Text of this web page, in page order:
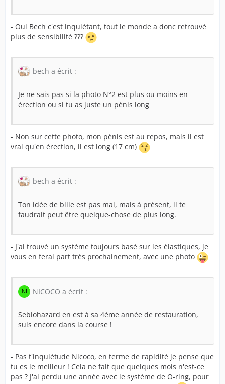
- Oui Bech c'est inquiétant, tout le monde a donc retrouvé
plus de sensibilité ???
bech a écrit :
Je ne sais pas si la photo N°2 est plus ou moins en
érection ou si tu as juste un pénis long
- Non sur cette photo, mon pénis est au repos, mais il est
vrai qu'en érection, il est long (17 cm)
bech a écrit :
Ton idée de bille est pas mal, mais à présent, il te
faudrait peut être quelque-chose de plus long.
- J'ai trouvé un système toujours basé sur les élastiques, je
vous en ferai part très prochainement, avec une photo
NICOCO a écrit :
Sebiohazard en est à sa 4ème année de restauration,
suis encore dans la course !
- Pas t'inquiétude Nicoco, en terme de rapidité je pense que
tu es le meilleur ! Cela ne fait que quelques mois n'est-ce
pas ? J'ai perdu une année avec le système de O-ring, pour